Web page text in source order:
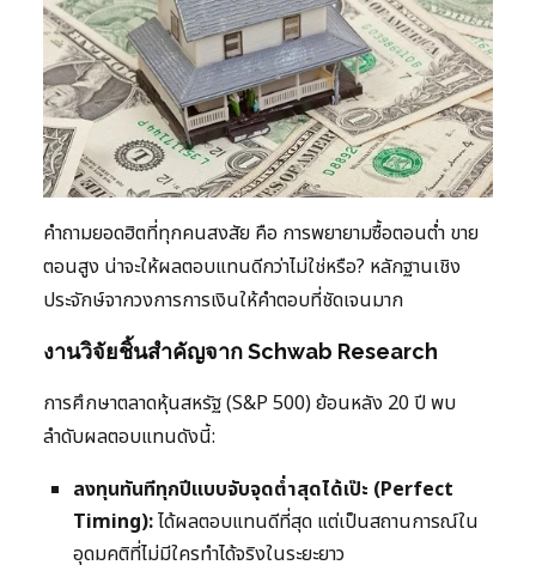
คำถามยอดฮิตที่ทุกคนสงสัย คือ การพยายามซื้อตอนต่ำ ขาย
ตอนสูง น่าจะให้ผลตอบแทนดีกว่าไม่ใช่หรือ? หลักฐานเชิง
ประจักษ์จากวงการการเงินให้คำตอบที่ชัดเจนมาก
งานวิจัยชิ้นสำคัญจาก Schwab Research
การศึกษาตลาดหุ้นสหรัฐ (S&P 500) ย้อนหลัง 20 ปี พบ
ลำดับผลตอบแทนดังนี้:
ลงทุนทันทีทุกปีแบบจับจุดต่ำสุดได้เป๊ะ (Perfect
Timing):ได้ผลตอบแทนดีที่สุด แต่เป็นสถานการณ์ใน
อุดมคติที่ไม่มีใครทำได้จริงในระยะยาว